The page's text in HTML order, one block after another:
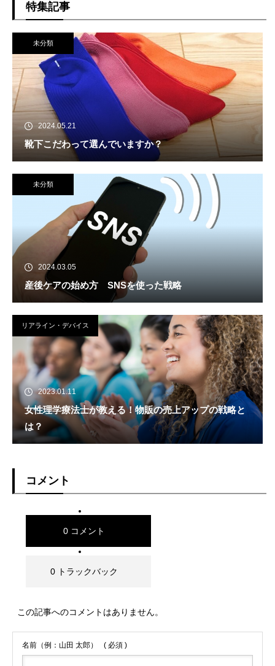
特集記事
未分類
2024.05.21
靴下こだわって選んでいますか？
未分類
2024.03.05
産後ケアの始め方 SNSを使った戦略
リアライン・デバイス
2023.01.11
女性理学療法士が教える！物販の売上アップの戦略と
は？
コメント
0 コメント
0 トラックバック
この記事へのコメントはありません。
名前（例：山田 太郎） ( 必須 )